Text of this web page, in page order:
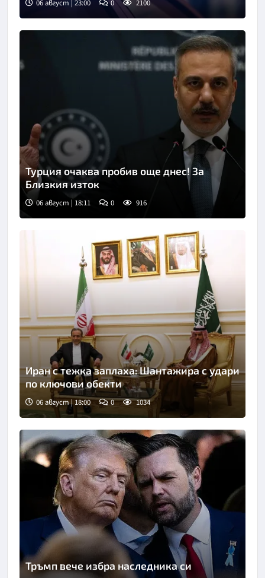
06 август | 23:00 0 2100
Снимка: БТА
Турция очаква пробив още днес! За
Близкия изток
06 август | 18:11 0 916
Снимка: БТА
Иран с тежка заплаха: Шантажира с удари
по ключови обекти
06 август | 18:00 0 1034
Тръмп вече избра наследника си